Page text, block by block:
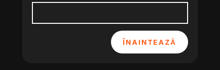
ÎNAINTEAZĂ